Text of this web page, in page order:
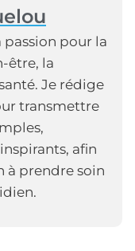
pour la
être, la
Je rédige
transmettre
afin
à prendre soin